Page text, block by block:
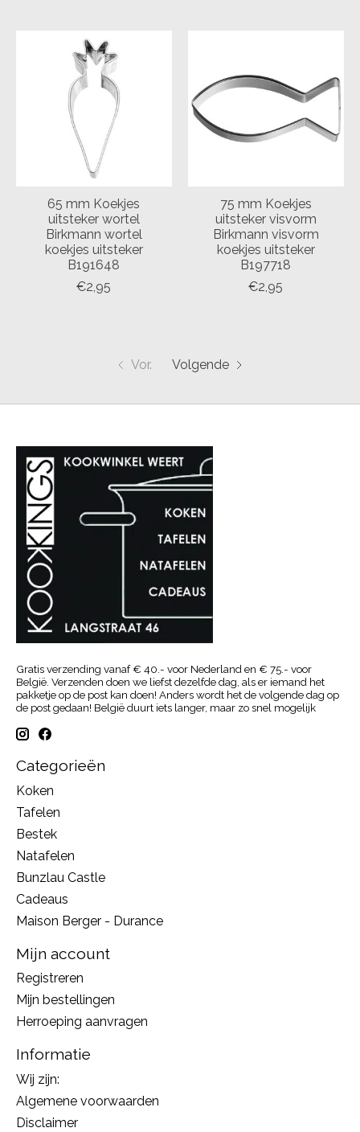
65 mm Koekjes
uitsteker wortel
Birkmann wortel
koekjes uitsteker
B191648
€2,95
75 mm Koekjes
uitsteker visvorm
Birkmann visvorm
koekjes uitsteker
B197718
€2,95
Vor. Volgende
Gratis verzending vanaf € 40.- voor Nederland en € 75.- voor
België. Verzenden doen we liefst dezelfde dag, als er iemand het
pakketje op de post kan doen! Anders wordt het de volgende dag op
de post gedaan! België duurt iets langer, maar zo snel mogelijk
Categorieën
Koken
Tafelen
Bestek
Natafelen
Bunzlau Castle
Cadeaus
Maison Berger - Durance
Mijn account
Registreren
Mijn bestellingen
Herroeping aanvragen
Informatie
Wij zijn:
Algemene voorwaarden
Disclaimer